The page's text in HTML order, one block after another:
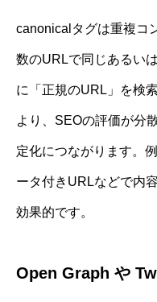
canonicalタグは重複コ
数のURLで同じあるい
に「正規のURL」を検
より、SEOの評価が分
定化につながります。
ータ付きURLなどで内
効果的です。
Open Graph や